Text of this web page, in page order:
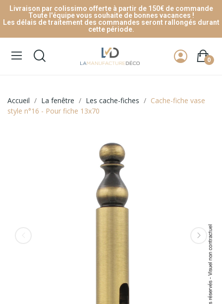
Livraison par colissimo offerte à partir de 150€ de commande
Toute l'équipe vous souhaite de bonnes vacances !
Les délais de traitement des commandes seront rallongés durant
cette période.
0
Accueil La fenêtre Les cache-fiches
Cache-fiche vase
style n°16 - Pour fiche 13x70